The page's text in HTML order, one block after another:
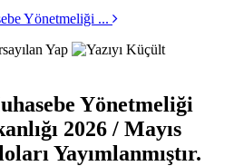
Yönetmeliği ...
Yönetmeliği
2026 / Mayıs
Yayımlanmıştır.